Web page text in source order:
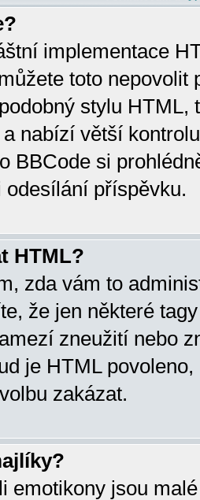
implementace
toto
stylu HTML,
nabízí větší
BBCode si
odesílání příspěvku.
HTML?
zda vám to
že jen některé
zneužití nebo
je HTML
zakázat.
emotikony jsou